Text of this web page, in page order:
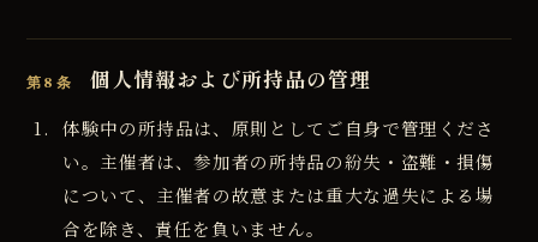
第8条 個人情報および所持品の管理
体験中の所持品は、原則としてご自身で管理くださ
い。主催者は、参加者の所持品の紛失・盗難・損傷
について、主催者の故意または重大な過失による場
合を除き、責任を負いません。